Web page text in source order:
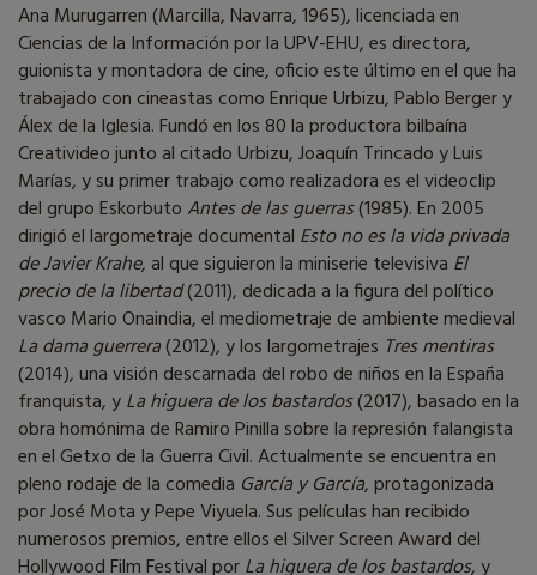
Ana Murugarren (Marcilla, Navarra, 1965), licenciada en
Ciencias de la Información por la UPV-EHU, es directora,
guionista y montadora de cine, oficio este último en el que ha
trabajado con cineastas como Enrique Urbizu, Pablo Berger y
Álex de la Iglesia. Fundó en los 80 la productora bilbaína
Creativideo junto al citado Urbizu, Joaquín Trincado y Luis
Marías, y su primer trabajo como realizadora es el videoclip
del grupo Eskorbuto Antes de las guerras(1985). En 2005
dirigió el largometraje documental Esto no es la vida privada
de Javier Krahe, al que siguieron la miniserie televisiva El
precio de la libertad(2011), dedicada a la figura del político
vasco Mario Onaindia, el mediometraje de ambiente medieval
La dama guerrera(2012), y los largometrajes Tres mentiras
(2014), una visión descarnada del robo de niños en la España
franquista, yLa higuera de los bastardos(2017), basado en la
obra homónima de Ramiro Pinilla sobre la represión falangista
en el Getxo de la Guerra Civil. Actualmente se encuentra en
pleno rodaje de la comedia García y García, protagonizada
por José Mota y Pepe Viyuela. Sus películas han recibido
numerosos premios, entre ellos el Silver Screen Award del
Hollywood Film Festival porLa higuera de los bastardos, y